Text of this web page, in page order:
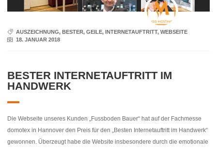
AUSZEICHNUNG, BESTER, GEILE, INTERNETAUFTRITT, WEBSEITE
18. JANUAR 2018
BESTER INTERNETAUFTRITT IM
HANDWERK
Die Webseite unseres Kunden „Fussboden Bauer“ hat auf der Fachmesse
domotex in Hannover den Preis für den „Besten Internetauftritt im Handwerk“
gewonnen. Überzeugt habe die Website insbesondere durch die emotionale